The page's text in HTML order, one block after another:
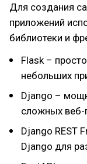
Для создания
приложений
библиотеки и
Flask –
небольших
Django –
сложных веб-
Django REST
Django для